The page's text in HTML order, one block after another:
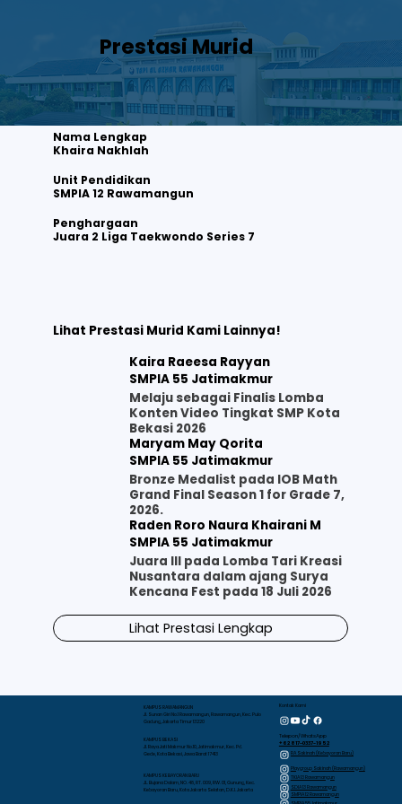
Khaira Nakhlah
Prestasi Murid
Nama Lengkap
Khaira Nakhlah
Unit Pendidikan
SMPIA 12 Rawamangun
Penghargaan
Juara 2 Liga Taekwondo Series 7
Lihat Prestasi Murid Kami Lainnya!
Kaira Raeesa Rayyan
SMPIA 55 Jatimakmur
Melaju sebagai Finalis Lomba
Konten Video Tingkat SMP Kota
Bekasi 2026
Maryam May Qorita
SMPIA 55 Jatimakmur
Bronze Medalist pada IOB Math
Grand Final Season 1 for Grade 7,
2026.
Raden Roro Naura Khairani M
SMPIA 55 Jatimakmur
Juara III pada Lomba Tari Kreasi
Nusantara dalam ajang Surya
Kencana Fest pada 18 Juli 2026
Lihat Prestasi Lengkap
KAMPUS RAWAMANGUN
Jl. Sunan Giri No.1 Rawamangun, Rawamangun, Kec. Pulo
Gadung, Jakarta Timur 13220
KAMPUS BEKASI
Jl. Raya Jati Makmur No.10, Jatimakmur, Kec. Pd.
Gede, Kota Bekasi, Jawa Barat 17413
KAMPUS KEBAYORAN BARU
JL. Bujana Dalam, NO. 48, RT. 009, RW. 01, Gunung, Kec.
Kebayoran Baru, Kota Jakarta Selatan, D.K.I. Jakarta
Kontak Kami
Telepon/WhatsApp
+62 817-0337-1952
RA Sakinah (Kebayoran Baru)
Playgroup Sakinah (Rawamangun)
TKIA 13 Rawamangun
SDIA 13 Rawamangun
SMPIA 12 Rawamangun